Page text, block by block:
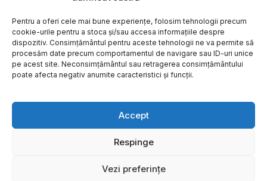
Pentru a oferi cele mai bune experiențe, folosim tehnologii precum
cookie-urile pentru a stoca și/sau accesa informațiile despre
dispozitiv. Consimțământul pentru aceste tehnologii ne va permite să
procesăm date precum comportamentul de navigare sau ID-uri unice
pe acest site. Neconsimțământul sau retragerea consimțământului
poate afecta negativ anumite caracteristici și funcții.
Accept
Respinge
Vezi preferințe
Copyright ©2026